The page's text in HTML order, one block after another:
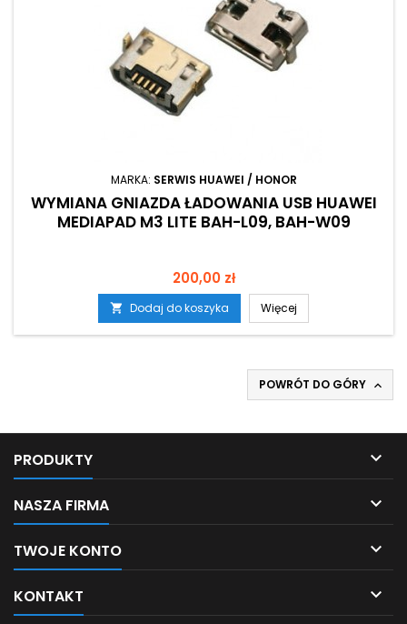
MARKA: SERWIS HUAWEI / HONOR
WYMIANA GNIAZDA ŁADOWANIA USB HUAWEI
MEDIAPAD M3 LITE BAH-L09, BAH-W09
Cena
200,00 zł
 Dodaj do koszyka Więcej
POWRÓT DO GÓRY 
PRODUKTY 
NASZA FIRMA 
TWOJE KONTO 
KONTAKT 